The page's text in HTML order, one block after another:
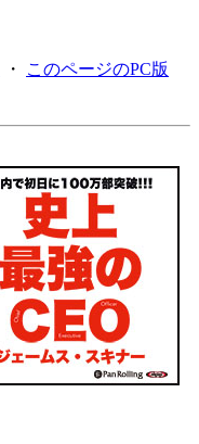
・ このページのPC版